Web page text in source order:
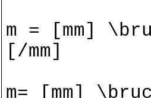
m = [mm]
[/mm]
m= [mm]